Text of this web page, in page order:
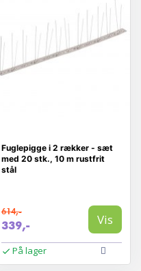
Fuglepigge i 2 rækker - sæt
med 20 stk., 10 m rustfrit
stål
614,-
339,- Vis
På lager